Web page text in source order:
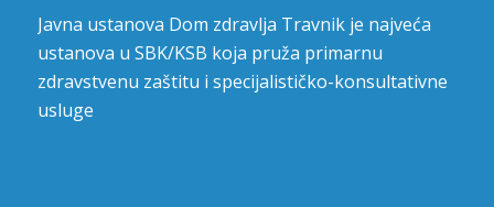
Javna ustanova Dom zdravlja Travnik je najveća
ustanova u SBK/KSB koja pruža primarnu
zdravstvenu zaštitu i specijalističko-konsultativne
usluge